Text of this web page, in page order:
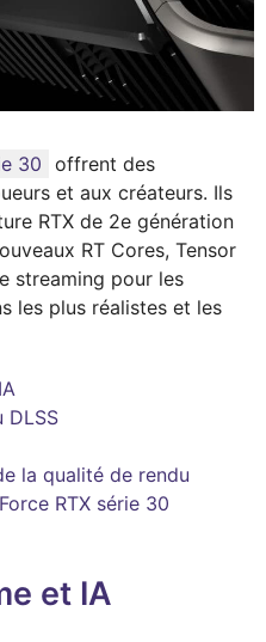
30 offrent des
et aux créateurs. Ils
RTX de 2e génération
RT Cores, Tensor
streaming pour les
les plus réalistes et les
DLSS
la qualité de rendu
RTX série 30
et IA